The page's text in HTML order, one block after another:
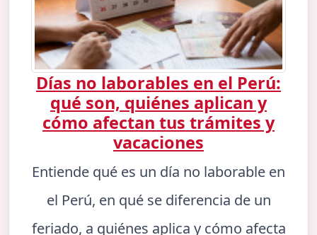
Días no laborables en el Perú:
qué son, quiénes aplican y
cómo afectan tus trámites y
vacaciones
Entiende qué es un día no laborable en
el Perú, en qué se diferencia de un
feriado, a quiénes aplica y cómo afecta